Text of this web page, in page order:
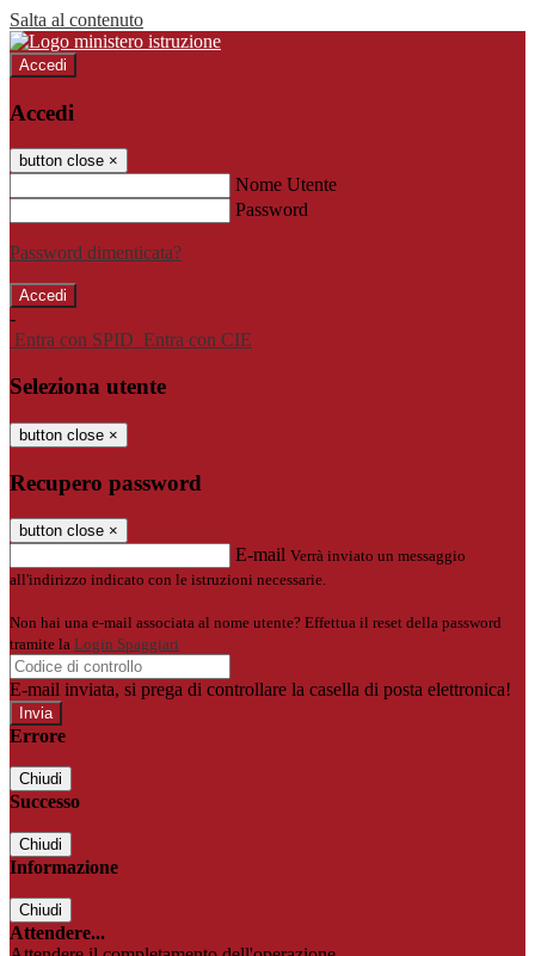
Salta al contenuto
Accedi
Accedi
button close ×
Nome Utente
Password
Password dimenticata?
-
Entra con SPID Entra con CIE
Seleziona utente
button close ×
Recupero password
button close ×
E-mail Verrà inviato un messaggio
all'indirizzo indicato con le istruzioni necessarie.
Non hai una e-mail associata al nome utente? Effettua il reset della password
tramite la Login Spaggiari
E-mail inviata, si prega di controllare la casella di posta elettronica!
Errore
Chiudi
Successo
Chiudi
Informazione
Chiudi
Attendere...